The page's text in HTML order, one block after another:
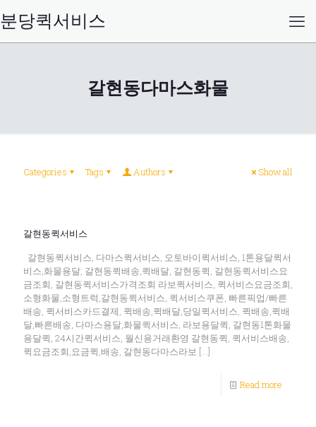
분당퀵서비스
갈현동다마스화물
Categories Tags Authors Show all
갈현동퀵서비스
갈현동퀵서비스, 다마스퀵서비스, 오토바이퀵서비스, 1톤용달퀵서
비스,화물용달, 갈현동퀵배송,퀵배달, 갈현동퀵, 갈현동퀵서비스요
금조회, 갈현동퀵서비스가격조회 라보퀵서비스, 퀵서비스요금조회,
소형화물,소형트럭,갈현동퀵서비스, 퀵서비스쿠폰, 빠른픽업/빠른
배송, 퀵서비스카드결제, 퀵배송,퀵배달,당일퀵서비스, 퀵배송,퀵배
달,빠른배송, 다마스용달,화물퀵서비스, 라보용달퀵, 갈현동1톤화물
용달퀵, 24시간퀵서비스, 월신용거래환영 갈현동퀵, 퀵서비스배송,
퀵요금조회,요금퀵,배송, 갈현동다마스라보 […]
Read more